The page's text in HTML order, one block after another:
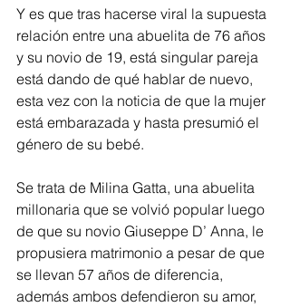
Y es que tras hacerse viral la supuesta
relación entre una abuelita de 76 años
y su novio de 19, está singular pareja
está dando de qué hablar de nuevo,
esta vez con la noticia de que la mujer
está embarazada y hasta presumió el
género de su bebé.
Se trata de Milina Gatta, una abuelita
millonaria que se volvió popular luego
de que su novio Giuseppe D’ Anna, le
propusiera matrimonio a pesar de que
se llevan 57 años de diferencia,
además ambos defendieron su amor,